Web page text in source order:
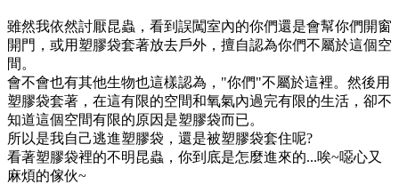
雖然我依然討厭昆蟲，看到誤闖室內的你們還是會幫你們開窗
開門，或用塑膠袋套著放去戶外，擅自認為你們不屬於這個空
間。
會不會也有其他生物也這樣認為，"你們"不屬於這裡。然後用
塑膠袋套著，在這有限的空間和氧氣內過完有限的生活，卻不
知道這個空間有限的原因是塑膠袋而已。
所以是我自己逃進塑膠袋，還是被塑膠袋套住呢?
看著塑膠袋裡的不明昆蟲，你到底是怎麼進來的...唉~噁心又
麻煩的傢伙~